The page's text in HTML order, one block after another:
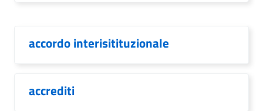
accordo interisitituzionale
accrediti